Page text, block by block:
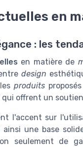
en
: les
en matière de
design
produits
qui offrent un
l'accent sur
une base
seulement de